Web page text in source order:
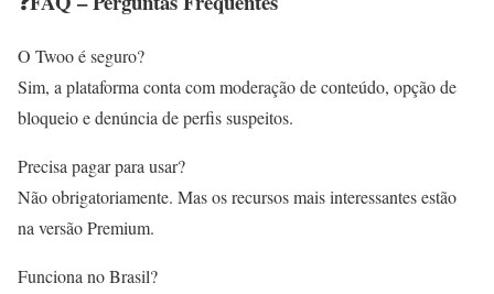
O Twoo é seguro?
Sim, a plataforma conta com moderação de conteúdo, opção de
bloqueio e denúncia de perfis suspeitos.
Precisa pagar para usar?
Não obrigatoriamente. Mas os recursos mais interessantes estão
na versão Premium.
Funciona no Brasil?